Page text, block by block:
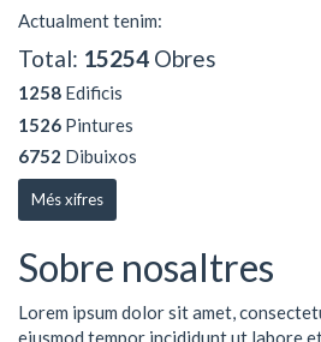
Actualment tenim:
Total: 15254 Obres
1258 Edificis
1526 Pintures
6752 Dibuixos
Més xifres
Sobre nosaltres
Lorem ipsum dolor sit amet,
eiusmod tempor incididunt ut labore